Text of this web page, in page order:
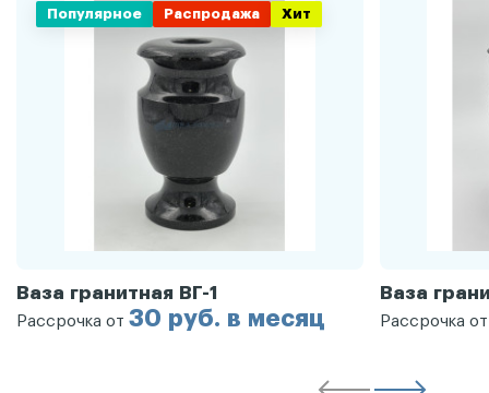
Популярное Распродажа Хит
Ваза гранитная ВГ-1
Рассрочка от 30 руб. в месяц
Ваза
Рассрочка